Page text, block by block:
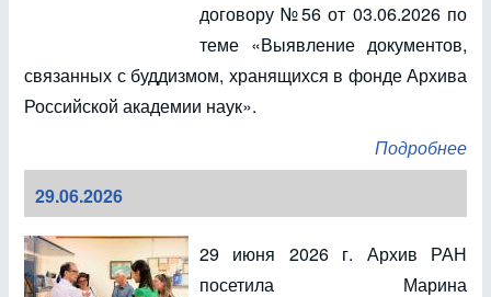
договору №56 от 03.06.2026 по
теме «Выявление документов,
связанных с буддизмом, хранящихся в фонде Архива
Российской академии наук».
Подробнее
29.06.2026
29 июня 2026 г. Архив РАН
посетила Марина